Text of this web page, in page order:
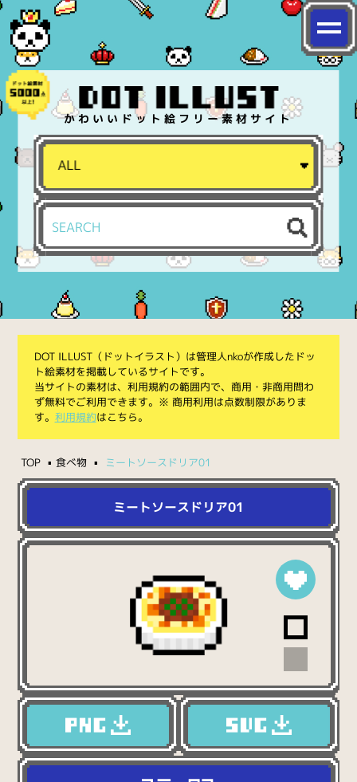
かわいいドット絵フリー素材サイト
DOT ILLUST（ドットイラスト）は管理人nkoが作成したドッ
ト絵素材を掲載しているサイトです。
当サイトの素材は、利用規約の範囲内で、商用・非商用問わ
ず無料でご利用できます。※ 商用利用は点数制限がありま
す。 利用規約はこちら。
TOP 食べ物 ミートソースドリア01
ミートソースドリア01